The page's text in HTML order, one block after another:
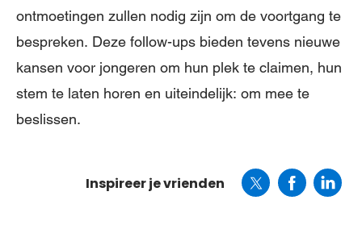
ontmoetingen zullen nodig zijn om de voortgang te
bespreken. Deze follow-ups bieden tevens nieuwe
kansen voor jongeren om hun plek te claimen, hun
stem te laten horen en uiteindelijk: om mee te
beslissen.
Inspireer je vrienden